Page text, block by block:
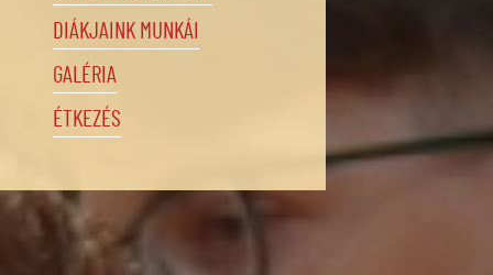
DIÁKJAINK MUNKÁI
GALÉRIA
ÉTKEZÉS